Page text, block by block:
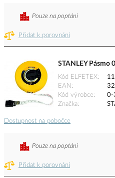
Přidat k porovnání
Pouze na poptání
STANLEY Pásmo
Kód ELFETEX
EAN
Kód výrobce
0-
Značka
Dostupnost na pobočce
Přidat k porovnání
Pouze na poptání